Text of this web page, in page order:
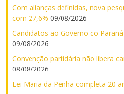
Com alianças definidas, nova
com 27,6% 09/08/2026
Candidatos ao Governo do
09/08/2026
Convenção partidária não libera
08/08/2026
Lei Maria da Penha completa 20